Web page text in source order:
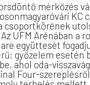
mérkőzés
KC
csoportkörének
UFM Arénában a
együttesét
győzelem esetén
ahol oda-
Four-